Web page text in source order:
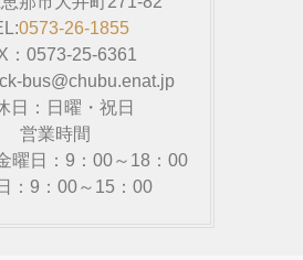
0573-26-1855
：0573-25-6361
bus@chubu.enat.jp
日：日曜・祝日
営業時間
曜日：9：00～18：00
：9：00～15：00